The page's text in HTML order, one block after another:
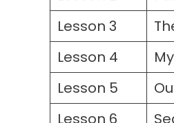
Lesson 3
Lesson 4
Lesson 5